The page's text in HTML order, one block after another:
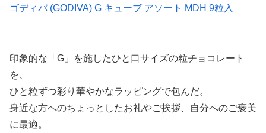
ゴディバ (GODIVA) G キューブ アソート MDH 9粒入
印象的な「G」を施したひと口サイズの粒チョコレート
を、
ひと粒ずつ彩り華やかなラッピングで包んだ。
身近な方へのちょっとしたお礼やご挨拶、自分へのご褒美
に最適。